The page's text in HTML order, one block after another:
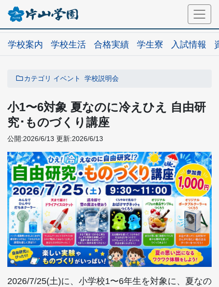
学校案内 学校生活 合格実績 学生寮 入試情報
カテゴリ イベント 学校説明会
小1〜6対象 夏なのに冷えひえ 自由研
究･ものづくり講座
公開:2026/6/13 更新:2026/6/13
2026/7/25(土)に、小学校1〜6年生を対象に、夏なの